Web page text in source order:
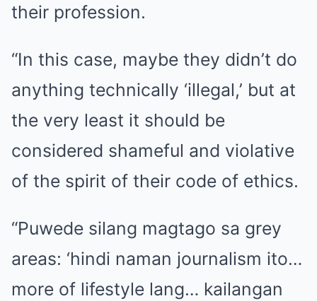
their profession.
“In this case, maybe they didn’t do
anything technically ‘illegal,’ but at
the very least it should be
considered shameful and violative
of the spirit of their code of ethics.
“Puwede silang magtago sa grey
areas: ‘hindi naman journalism ito…
more of lifestyle lang… kailangan